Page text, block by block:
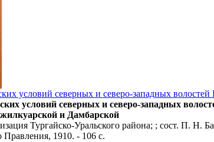
условий северных и северо-западных волостей
условий северных и северо-западных
и Дамбарской
Тургайско-Уральского района; ; сост. П.
Правления, 1910. - 106 с.